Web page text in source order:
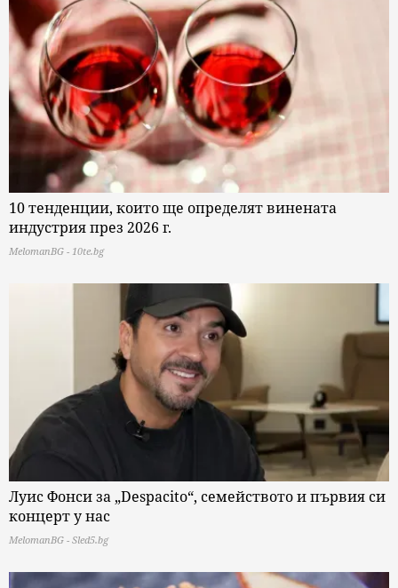
10 тенденции, които ще определят винената
индустрия през 2026 г.
MelomanBG - 10te.bg
Луис Фонси за „Despacito“, семейството и първия си
концерт у нас
MelomanBG - Sled5.bg